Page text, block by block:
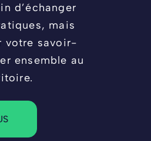
d’échanger
mais
votre savoir-
ensemble au